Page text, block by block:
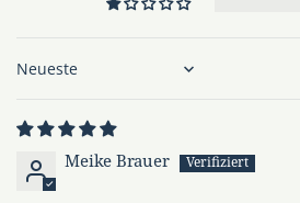
Sort by
Meike Brauer